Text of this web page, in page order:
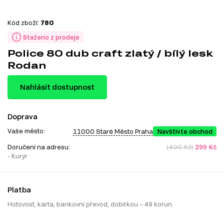
Staženo z prodeje
Kód zboží: 780
Police 80 dub craft zlatý / bílý lesk
Rodan
Nahlásit dostupnost
Doprava
Vaše město: 11000 Staré Město Praha Navštivte obchod
Doručení na adresu:
- Kurýr
(400 Kč) 299 Kč
Platba
Hotovost, karta, bankovní převod, dobírkou – 49 korun.